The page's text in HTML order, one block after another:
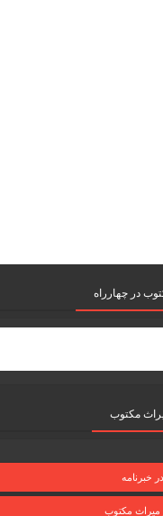
در چهارراه
مکتوب
خبرنامه
میراث مکتوب